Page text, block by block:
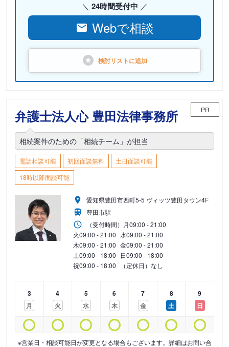
24時間受付中
Webで相談
検討リストに追加
弁護士法人心 豊田法律事務所 PR
相続案件のための「相続チーム」が担当
電話相談可能 初回面談無料
土日面談可能
18時以降面談可能
愛知県豊田市西町5-5 ヴィッツ豊田タウン4F
豊田市駅
（受付時間） 月09:00 - 21:00
火09:00 - 21:00 水09:00 - 21:00
木09:00 - 21:00 金09:00 - 21:00
土09:00 - 18:00 日09:00 - 18:00
祝09:00 - 18:00 （定休日）なし
3
月
4
火
5
水
6
木
7
金
8
土
9
日
※営業日・相談可能日が変更となる場合もございます。詳細はお問い合